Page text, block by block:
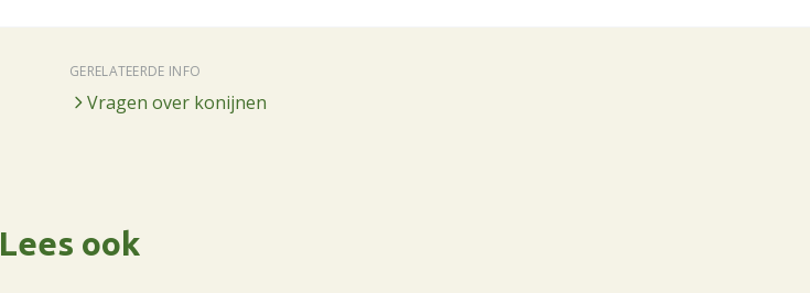
GERELATEERDE INFO
Vragen over konijnen
Lees ook